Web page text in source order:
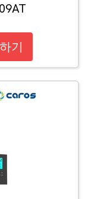
기